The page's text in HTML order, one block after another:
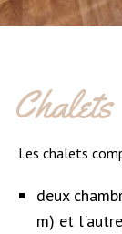
Chalets
Les chalets
deux
m) et